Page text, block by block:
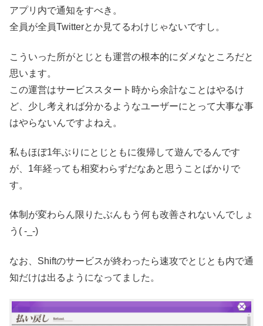
アプリ内で通知をすべき。
全員が全員Twitterとか見てるわけじゃないですし。
こういった所がとじとも運営の根本的にダメなところだと
思います。
この運営はサービススタート時から余計なことはやるけ
ど、少し考えれば分かるようなユーザーにとって大事な事
はやらないんですよねえ。
私もほぼ1年ぶりにとじともに復帰して遊んでるんです
が、1年経っても相変わらずだなあと思うことばかりで
す。
体制が変わらん限りたぶんもう何も改善されないんでしょ
う( -_-)
なお、Shiftのサービスが終わったら速攻でとじとも内で通
知だけは出るようになってました。